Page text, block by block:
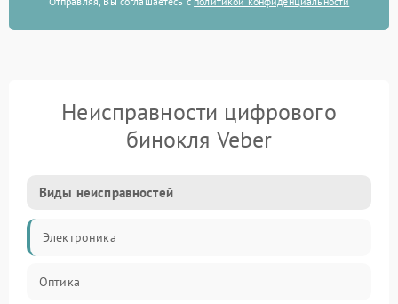
Неисправности цифрового
бинокля Veber
Виды неисправностей
Электроника
Оптика